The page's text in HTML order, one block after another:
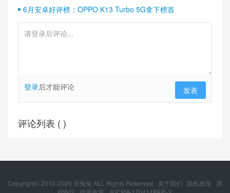
6月安卓好评榜：OPPO K13 Turbo 5G拿下榜首
登录后才能评论 发表
评论列表 ( )
Copyright© 2010-2026 安兔兔 ALL Rights Reserved. 关于我们 隐私政策
用